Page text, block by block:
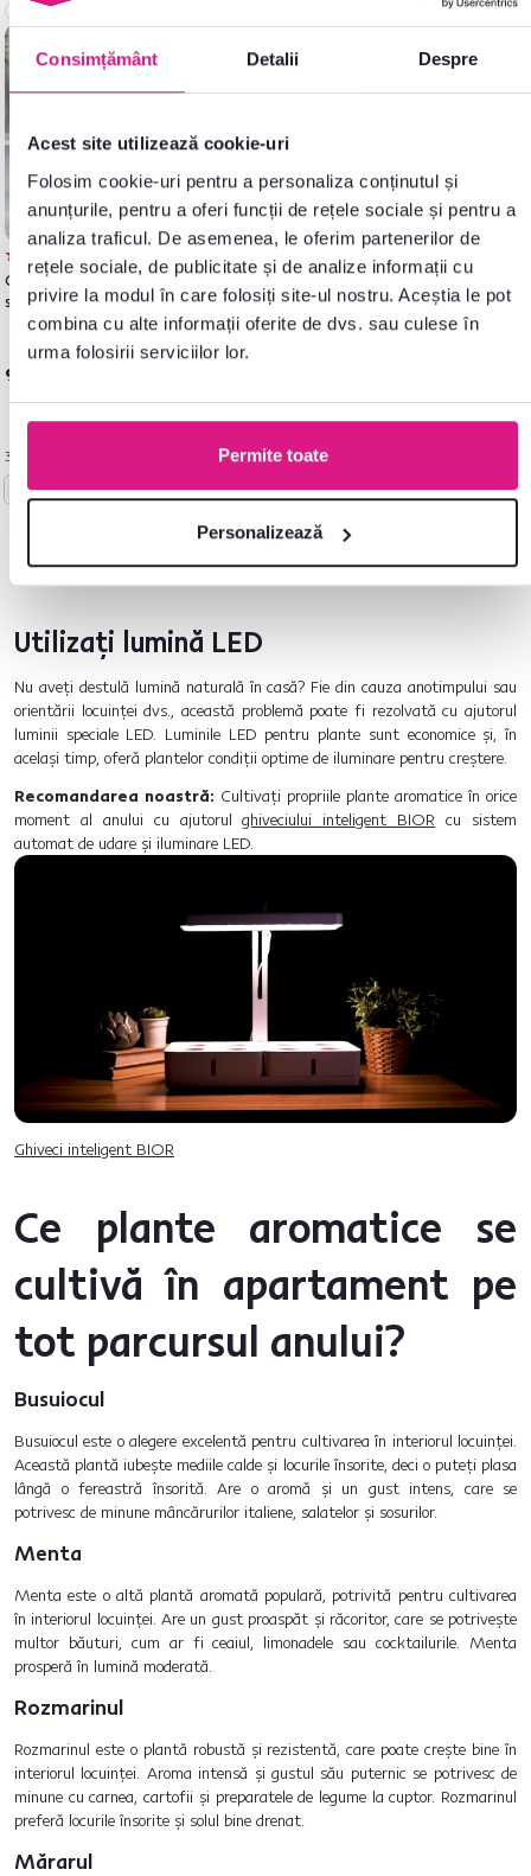
Consimțământ Detalii Despre
Acest site utilizează cookie-uri
Folosim cookie-uri pentru a personaliza conținutul și
anunțurile, pentru a oferi funcții de rețele sociale și pentru a
analiza traficul. De asemenea, le oferim partenerilor de
rețele sociale, de publicitate și de analize informații cu
privire la modul în care folosiți site-ul nostru. Aceștia le pot
combina cu alte informații oferite de dvs. sau culese în
urma folosirii serviciilor lor.
Permite toate
Personalizează
Lichidare stoc
Ghivece de flori din ceramică,
set de 2, verde, ABRIO
95 lei
3 Culori detaliate
Utilizați lumină LED
Nu aveți destulă lumină naturală în casă? Fie din cauza anotimpului sau
orientării locuinței dvs., această problemă poate fi rezolvată cu ajutorul
luminii speciale LED. Luminile LED pentru plante sunt economice și, în
același timp, oferă plantelor condiții optime de iluminare pentru creștere.
Recomandarea noastră: Cultivați propriile plante aromatice în orice
moment al anului cu ajutorulghiveciului inteligent BIOR cu sistem
automat de udare și iluminare LED.
Ghiveci inteligent BIOR
Ce plante aromatice se
cultivă în apartament pe
tot parcursul anului?
Busuiocul
Busuiocul este o alegere excelentă pentru cultivarea în interiorul locuinței.
Această plantă iubește mediile calde și locurile însorite, deci o puteți plasa
lângă o fereastră însorită. Are o aromă și un gust intens, care se
potrivesc de minune mâncărurilor italiene, salatelor și sosurilor.
Menta
Menta este o altă plantă aromată populară, potrivită pentru cultivarea
în interiorul locuinței. Are un gust proaspăt și răcoritor, care se potrivește
multor băuturi, cum ar fi ceaiul, limonadele sau cocktailurile. Menta
prosperă în lumină moderată.
Rozmarinul
Rozmarinul este o plantă robustă și rezistentă, care poate crește bine în
interiorul locuinței. Aroma intensă și gustul său puternic se potrivesc de
minune cu carnea, cartofii și preparatele de legume la cuptor. Rozmarinul
preferă locurile însorite și solul bine drenat.
Mărarul